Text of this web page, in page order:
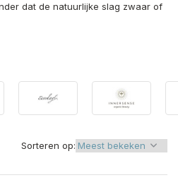
dat de natuurlijke slag zwaar of
Sorteren op: